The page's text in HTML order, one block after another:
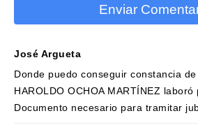
Enviar
José Argueta
Donde puedo conseguir constancia
HAROLDO OCHOA MARTÍNEZ laboró
Documento necesario para tramitar